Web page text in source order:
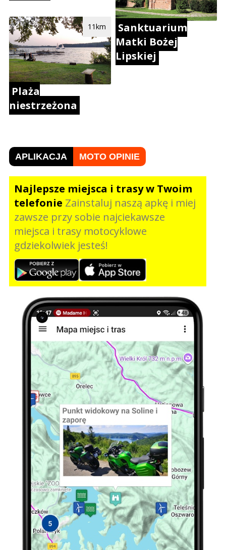
Plaża
niestrzeżona
11km
Sanktuarium
Matki Bożej
Lipskiej
APLIKACJA MOTO OPINIE
Najlepsze miejsca i trasy w Twoim
telefonie Zainstaluj naszą apkę i miej
zawsze przy sobie najciekawsze
miejsca i trasy motocyklowe
gdziekolwiek jesteś!